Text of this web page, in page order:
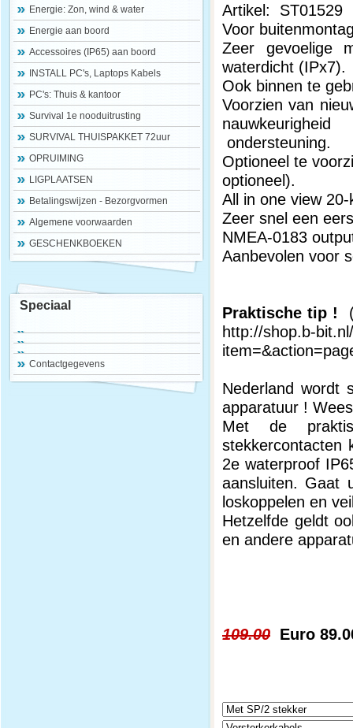
Energie: Zon, wind & water
Energie aan boord
Accessoires (IP65) aan boord
INSTALL PC's, Laptops Kabels
PC's: Thuis & kantoor
Survival 1e nooduitrusting
SURVIVAL THUISPAKKET 72uur
OPRUIMING
LIGPLAATSEN
Betalingswijzen - Bezorgvormen
Algemene voorwaarden
GESCHENKBOEKEN
Speciaal
Contactgegevens
Artikel: ST01529
Voor
Zeer gevoelige
waterdicht (IPx7).
Ook binnen te
Voorzien van
ondersteuning.
Optioneel te
optioneel).
All in one view
Zeer snel een
NMEA-0183
Aanbevolen voor
Praktische tip !
http://shop.b-
Nederland wordt
apparatuur !
Met de
stekkercontacten
2e waterproof
aansluiten. Gaat
loskoppelen en
Hetzelfde geldt
en andere
109.00 Euro